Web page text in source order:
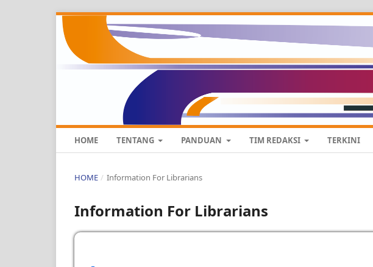
HOME TENTANG PANDUAN TIM REDAKSI TERKINI
HOME / Information For Librarians
Information For Librarians